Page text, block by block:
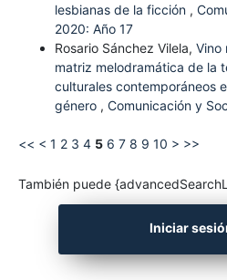
lesbianas de la ficción ,
2020: Año 17
Rosario Sánchez Vilela, Vino
matriz melodramática de la
culturales contemporáneos
género , Comunicación y
<< < 1 2 3 4 5 6 7 8 9 10 > >>
También puede
Iniciar